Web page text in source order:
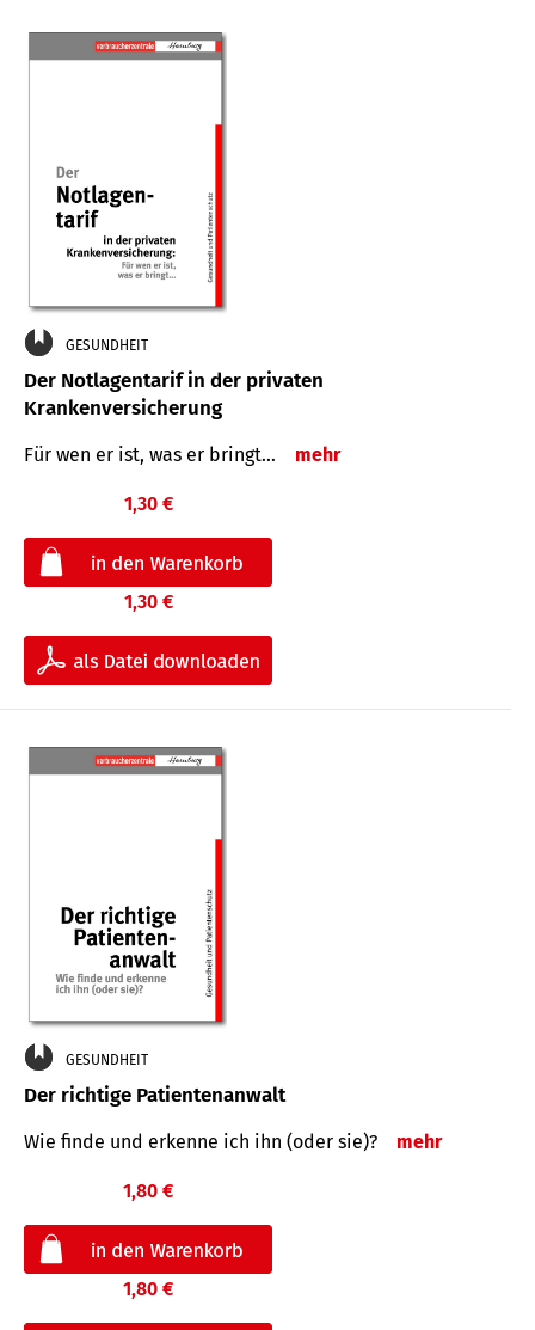
GESUNDHEIT
Der Notlagentarif in der privaten
Krankenversicherung
Für wen er ist, was er bringt… mehr
1,30 €
1,30 €
GESUNDHEIT
Der richtige Patientenanwalt
Wie finde und erkenne ich ihn (oder sie)? mehr
1,80 €
1,80 €